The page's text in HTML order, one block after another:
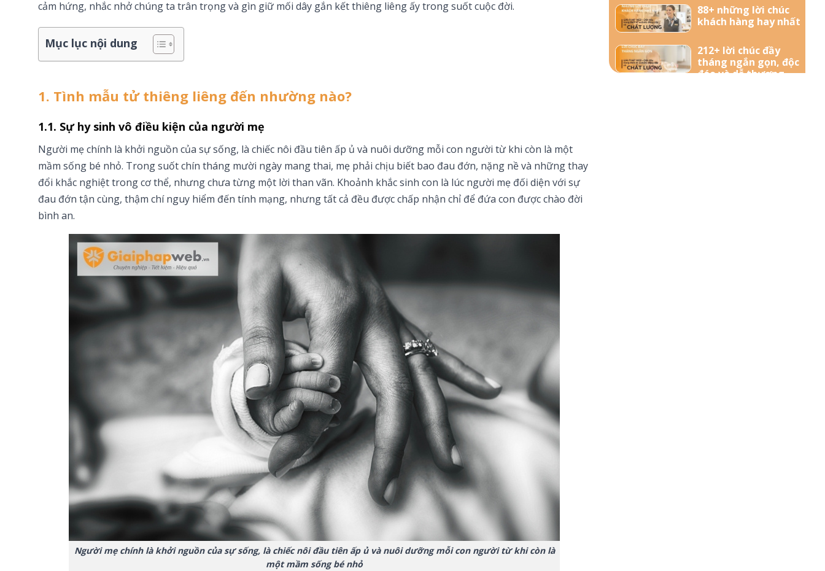
cảm hứng, nhắc nhở chúng ta trân trọng và gìn giữ mối dây gắn kết thiêng liêng ấy trong suốt cuộc đời.
Mục lục nội dung
1. Tình mẫu tử thiêng liêng đến nhường nào?
1.1. Sự hy sinh vô điều kiện của người mẹ
Người mẹ chính là khởi nguồn của sự sống, là chiếc nôi đầu tiên ấp ủ và nuôi dưỡng mỗi con người từ khi còn là một
mầm sống bé nhỏ. Trong suốt chín tháng mười ngày mang thai, mẹ phải chịu biết bao đau đớn, nặng nề và những thay
đổi khắc nghiệt trong cơ thể, nhưng chưa từng một lời than vãn. Khoảnh khắc sinh con là lúc người mẹ đối diện với sự
đau đớn tận cùng, thậm chí nguy hiểm đến tính mạng, nhưng tất cả đều được chấp nhận chỉ để đứa con được chào đời
bình an.
Người mẹ chính là khởi nguồn của sự sống, là chiếc nôi đầu tiên ấp ủ và nuôi dưỡng mỗi con người từ khi còn là
một mầm sống bé nhỏ
88+ những lời chúc
khách hàng hay nhất
212+ lời chúc đầy
tháng ngắn gọn, độc
đáo và dễ thương